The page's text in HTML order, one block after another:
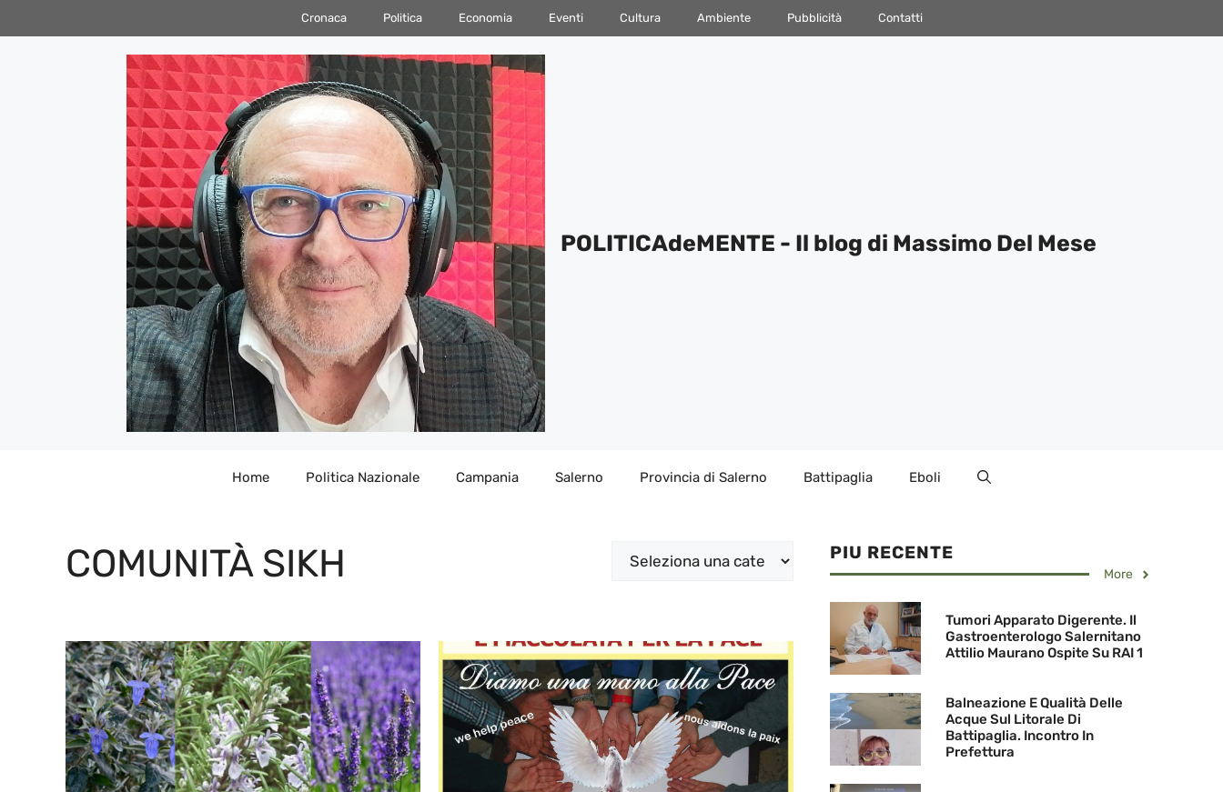
al
Cronaca Politica Economia Eventi Cultura Ambiente Pubblicità Contatti
POLITICAdeMENTE - Il blog di Massimo Del Mese
Home Politica Nazionale Campania Salerno Provincia di Salerno Battipaglia Eboli
COMUNITÀ SIKH Categorie PIU RECENTE
More
Tumori Apparato Digerente. Il
Gastroenterologo Salernitano
Attilio Maurano Ospite Su RAI 1
Balneazione E Qualità Delle
Acque Sul Litorale Di
Battipaglia. Incontro In
Prefettura